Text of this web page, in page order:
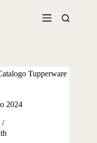
Tupperware
2024